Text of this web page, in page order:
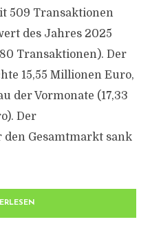
509 Transaktionen
des Jahres 2025
Transaktionen). Der
15,55 Millionen Euro,
der Vormonate (17,33
Der
Gesamtmarkt sank